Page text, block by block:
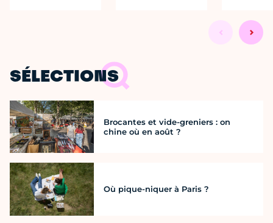
SÉLECTIONS
Brocantes et vide-greniers : on
chine où en août ?
Où pique-niquer à Paris ?